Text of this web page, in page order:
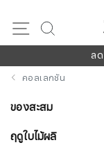
ล
คอลเลกชัน
ของสะสม
ฤดูใบไม้ผลิ